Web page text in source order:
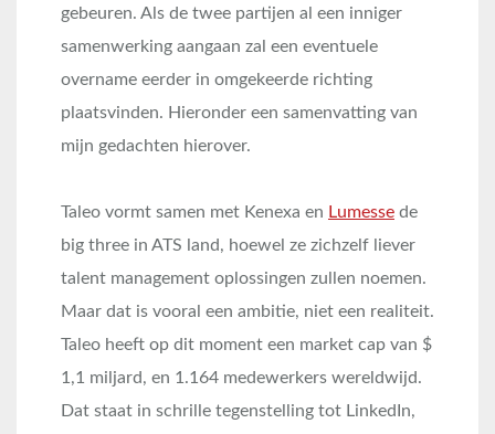
gebeuren. Als de twee partijen al een inniger
samenwerking aangaan zal een eventuele
overname eerder in omgekeerde richting
plaatsvinden. Hieronder een samenvatting van
mijn gedachten hierover.
Taleo vormt samen met Kenexa en Lumesse de
big three in ATS land, hoewel ze zichzelf liever
talent management oplossingen zullen noemen.
Maar dat is vooral een ambitie, niet een realiteit.
Taleo heeft op dit moment een market cap van $
1,1 miljard, en 1.164 medewerkers wereldwijd.
Dat staat in schrille tegenstelling tot LinkedIn,